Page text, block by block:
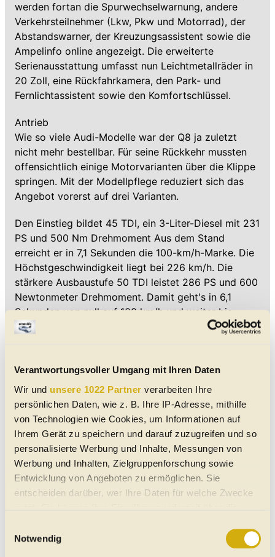
Verantwortungsvoller Umgang mit Ihren Daten
Wir und unsere 1022 Partner verarbeiten Ihre
persönlichen Daten, wie z. B. Ihre IP-Adresse, mithilfe
von Technologien wie Cookies, um Informationen auf
Ihrem Gerät zu speichern und darauf zuzugreifen und so
personalisierte Werbung und Inhalte, Messungen von
Werbung und Inhalten, Zielgruppenforschung sowie
Entwicklung von Angeboten zu ermöglichen. Sie
entscheiden darüber, wer Ihre Daten für welche Zwecke
Trigger Symbol ändern oder widerrufen
Notwendig
werden fortan die Spurwechselwarnung, andere
Verkehrsteilnehmer (Lkw, Pkw und Motorrad), der
Abstandswarner, der Kreuzungsassistent sowie die
Ampelinfo online angezeigt. Die erweiterte
Serienausstattung umfasst nun Leichtmetallräder in
20 Zoll, eine Rückfahrkamera, den Park- und
Fernlichtassistent sowie den Komfortschlüssel.
Antrieb
Wie so viele Audi-Modelle war der Q8 ja zuletzt
nicht mehr bestellbar. Für seine Rückkehr mussten
offensichtlich einige Motorvarianten über die Klippe
springen. Mit der Modellpflege reduziert sich das
Angebot vorerst auf drei Varianten.
Den Einstieg bildet 45 TDI, ein 3-Liter-Diesel mit 231
PS und 500 Nm Drehmoment Aus dem Stand
erreicht er in 7,1 Sekunden die 100-km/h-Marke. Die
Höchstgeschwindigkeit liegt bei 226 km/h. Die
stärkere Ausbaustufe 50 TDI leistet 286 PS und 600
Newtonmeter Drehmoment. Damit geht's in 6,1
Sekunden von null auf 100 km/h und weiter bis
241 km/h Spitze.
6-Zylinder-Ottomotor mit drei Litern Hubraum und
Direkteinspritzung kommt auf 340 PS und 500 Nm.
Die Eckdaten: 5,6 Sekunden von null auf 100 km/h
und eine Höchstgeschwindigkeit von 250 km/h.
Was mit den beiden Plug-in-Hybriden 55 TFSIe und
60 TFSIe mit 381 und 462 PS passiert ist, bleibt
unklar. Ihre elektrischen Reichweiten von um die 45
Kilometer sind allerdings nicht mehr wirklich
konkurrenzfähig. Abwarten, ob sie noch in